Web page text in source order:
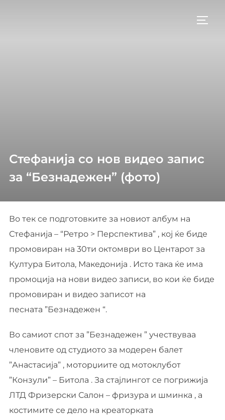
Стефанија со нов видео запис
за “Безнадежен” (фото)
Во тек се подготовките за новиот албум на
Стефанија – “Ретро > Перспектива” , кој ќе биде
промовиран на 30ти октомври во Центарот за
Култура Битола, Македонија . Исто така ќе има
промоција на нови видео записи, во кои ќе биде
промовиран и видео записот на
песната ”Безнадежен “.
Во самиот спот за ”Безнадежен ” учествуваа
членовите од студиото за модерен балет
”Анастасија” , моторџиите од мотоклубот
”Конзули” – Битола . За стајлингот се погрижија
ЛТД Фризерски Салон – фризура и шминка , а
костимите се дело на креаторката